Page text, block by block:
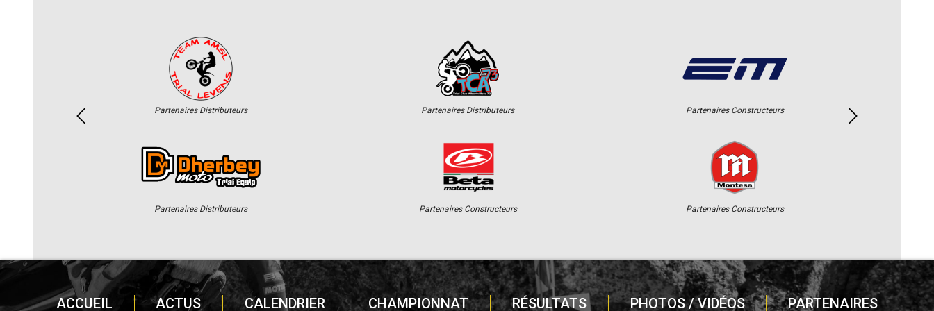
Partenaires Distributeurs
Partenaires Distributeurs
Partenaires Distributeurs
Partenaires Constructeurs
Partenaires Constructeurs
Partenaires Constructeurs
ACCUEIL ACTUS CALENDRIER CHAMPIONNAT RÉSULTATS PHOTOS / VIDÉOS PARTENAIRES